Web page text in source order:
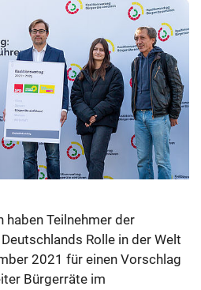
haben Teilnehmer der
Rolle in der Welt
2021 für einen Vorschlag
Bürgerräte im